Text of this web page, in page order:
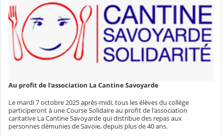
Au profit de l'association La Cantine Savoyarde
Le mardi 7 octobre 2025 après-midi, tous les élèves du collège
participeront à une Course Solidaire au profit de l'association
caritative La Cantine Savoyarde qui distribue des repas aux
personnes démunies de Savoie, depuis plus de 40 ans.